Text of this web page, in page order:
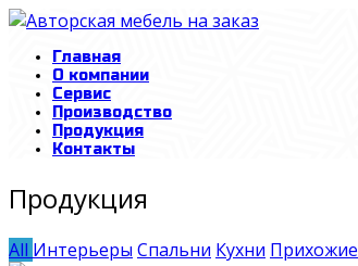
Главная
О компании
Сервис
Производство
Продукция
Контакты
Продукция
All Интерьеры Спальни Кухни Прихожие